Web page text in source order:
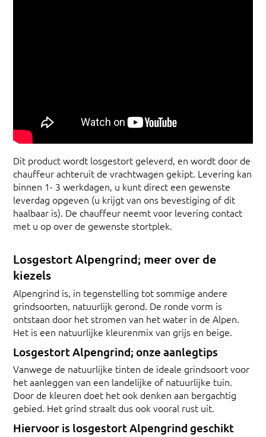
Dit product wordt losgestort geleverd, en wordt door de
chauffeur achteruit de vrachtwagen gekipt. Levering kan
binnen 1- 3 werkdagen, u kunt direct een gewenste
leverdag opgeven (u krijgt van ons bevestiging of dit
haalbaar is). De chauffeur neemt voor levering contact
met u op over de gewenste stortplek.
Losgestort Alpengrind; meer over de
kiezels
Alpengrind is, in tegenstelling tot sommige andere
grindsoorten, natuurlijk gerond. De ronde vorm is
ontstaan door het stromen van het water in de Alpen.
Het is een natuurlijke kleurenmix van grijs en beige.
Losgestort Alpengrind; onze aanlegtips
Vanwege de natuurlijke tinten de ideale grindsoort voor
het aanleggen van een landelijke of natuurlijke tuin.
Door de kleuren doet het ook denken aan bergachtig
gebied. Het grind straalt dus ook vooral rust uit.
Hiervoor is losgestort Alpengrind geschikt